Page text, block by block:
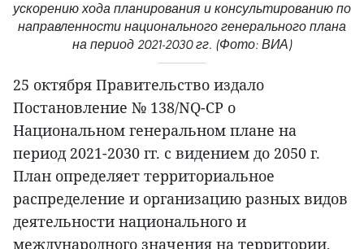
ускорению хода планирования и консультированию по
направленности национального генерального плана
на период 2021-2030 гг. (Фото: ВИА)
25 октября Правительство издало
Постановление № 138/NQ-CP о
Национальном генеральном плане на
период 2021-2030 гг. с видением до 2050 г.
План определяет территориальное
распределение и организацию разных видов
деятельности национального и
международного значения на территории,